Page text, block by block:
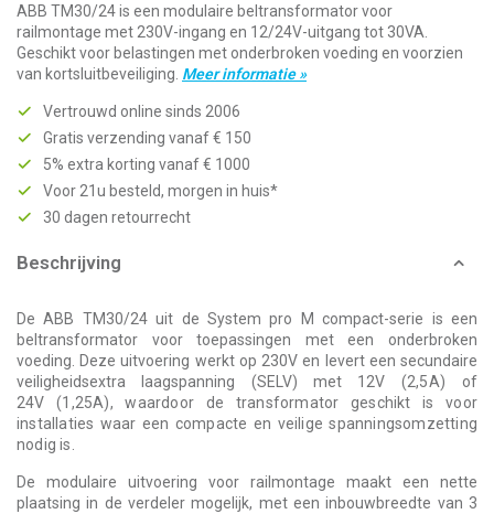
ABB TM30/24 is een modulaire beltransformator voor
railmontage met 230V-ingang en 12/24V-uitgang tot 30VA.
Geschikt voor belastingen met onderbroken voeding en voorzien
van kortsluitbeveiliging. Meer informatie »
Vertrouwd online sinds 2006
Gratis verzending vanaf € 150
5% extra korting vanaf € 1000
Voor 21u besteld, morgen in huis*
30 dagen retourrecht
Beschrijving
De ABB TM30/24 uit de System pro M compact-serie is een
beltransformator voor toepassingen met een onderbroken
voeding. Deze uitvoering werkt op 230V en levert een secundaire
veiligheidsextra laagspanning (SELV) met 12V (2,5A) of
24V(1,25A), waardoor de transformator geschikt is voor
installaties waar een compacte en veilige spanningsomzetting
nodig is.
De modulaire uitvoering voor railmontage maakt een nette
plaatsing in de verdeler mogelijk, met een inbouwbreedte van 3